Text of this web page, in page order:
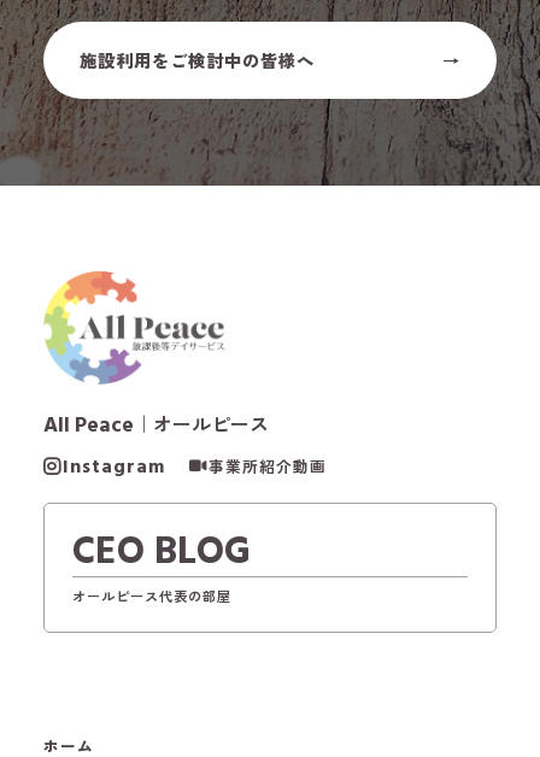
施設利用をご検討中の皆様へ
All Peace ｜オールピース
Instagram 事業所紹介動画
CEO BLOG
オールピース代表の部屋
ホーム